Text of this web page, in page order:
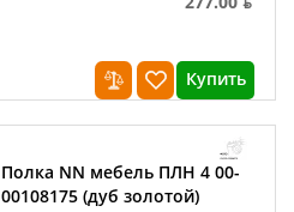
Купить
Полка NN мебель ПЛН 4 00-
00108175 (дуб золотой)